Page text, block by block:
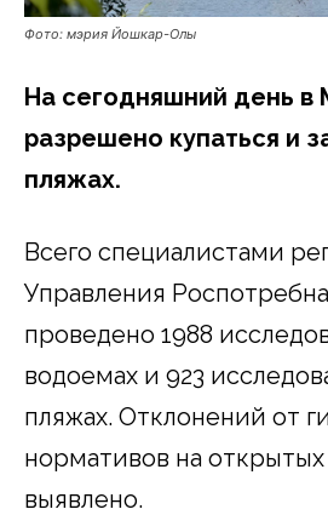
Фото: мэрия Йошкар-Олы
На сегодняшний день в
разрешено купаться и
пляжах.
Всего специалистами
Управления
проведено 1988
водоемах и 923
пляжах. Отклонений от
нормативов на
выявлено.